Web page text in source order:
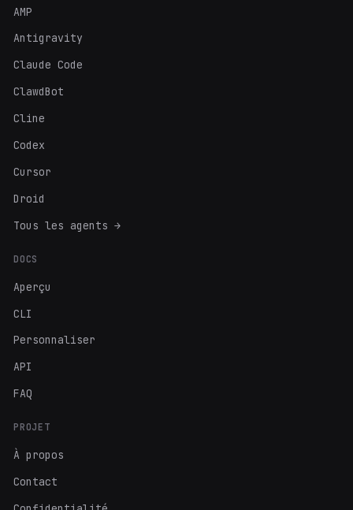
AMP
Antigravity
Claude Code
ClawdBot
Cline
Codex
Cursor
Droid
Tous les agents →
DOCS
Aperçu
CLI
Personnaliser
API
FAQ
PROJET
À propos
Contact